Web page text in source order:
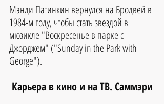
Мэнди Патинкин вернулся на Бродвей в
1984-м году, чтобы стать звездой в
мюзикле "Воскресенье в парке с
Джорджем" ("Sunday in the Park with
George").
Карьера в кино и на ТВ. Саммэри